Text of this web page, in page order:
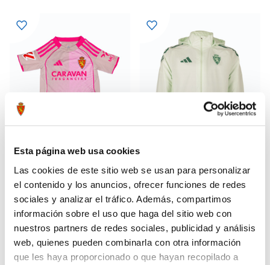
Esta página web usa cookies
Las cookies de este sitio web se usan para personalizar
el contenido y los anuncios, ofrecer funciones de redes
sociales y analizar el tráfico. Además, compartimos
información sobre el uso que haga del sitio web con
nuestros partners de redes sociales, publicidad y análisis
web, quienes pueden combinarla con otra información
que les haya proporcionado o que hayan recopilado a
MINIKIT AWAY 25-26
48,99 €
69,99 €
CHUBASQUERO ENTRENO
PORTERO 25-26 VERDE
44,79 €
79,99 €